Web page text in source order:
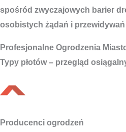
spośród zwyczajowych barier
osobistych żądań i
Profesjonalne Ogrodzenia
Typy płotów – przegląd
Producenci ogrodzeń